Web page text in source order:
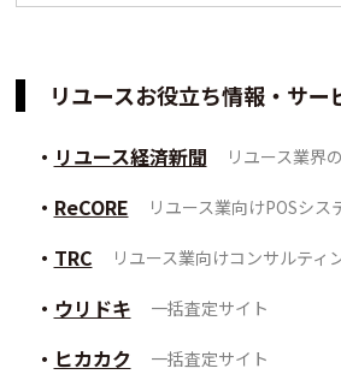
リユースお役立ち情報・サー
リユース経済新聞 リユース業界
ReCORE リユース業向けPOSシス
TRC リユース業向けコンサルティ
ウリドキ 一括査定サイト
ヒカカク 一括査定サイト